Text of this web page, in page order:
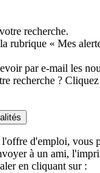
recherche.
rubrique « Mes
par e-mail les
recherche ?
d'emploi, vous
à un ami,
en cliquant sur :